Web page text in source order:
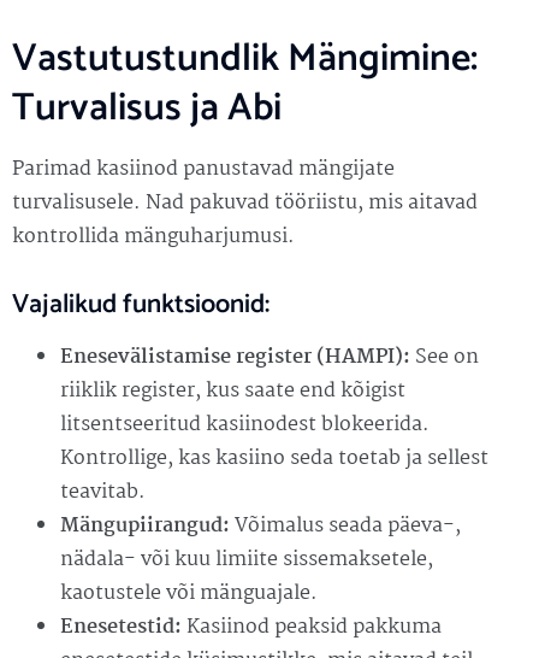
Vastutustundlik Mängimine:
Turvalisus ja Abi
Parimad kasiinod panustavad mängijate
turvalisusele. Nad pakuvad tööriistu, mis aitavad
kontrollida mänguharjumusi.
Vajalikud funktsioonid:
Enesevälistamise register (HAMPI): See on
riiklik register, kus saate end kõigist
litsentseeritud kasiinodest blokeerida.
Kontrollige, kas kasiino seda toetab ja sellest
teavitab.
Mängupiirangud:Võimalus seada päeva-,
nädala- või kuu limiite sissemaksetele,
kaotustele või mänguajale.
Enesetestid: Kasiinod peaksid pakkuma